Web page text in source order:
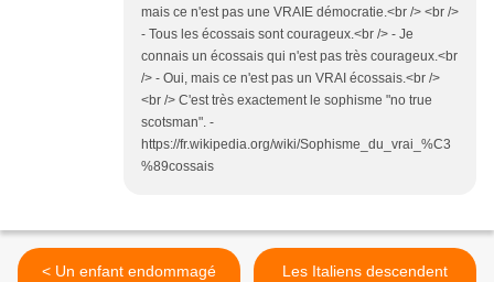
mais ce n'est pas une VRAIE démocratie.<br /> <br />
- Tous les écossais sont courageux.<br /> - Je
connais un écossais qui n'est pas très courageux.<br
/> - Oui, mais ce n'est pas un VRAI écossais.<br />
<br /> C'est très exactement le sophisme "no true
scotsman". -
https://fr.wikipedia.org/wiki/Sophisme_du_vrai_%C3
%89cossais
< Un enfant endommagé
Les Italiens descendent